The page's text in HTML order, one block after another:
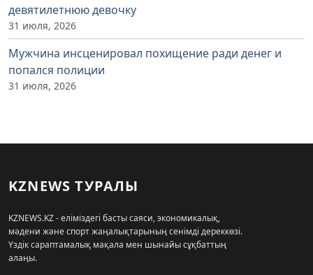
девятилетнюю девочку
31 июля, 2026
Мужчина инсценировал похищение ради денег и
попался полиции
31 июля, 2026
KZNEWS ТУРАЛЫ
KZNEWS.KZ - еліміздегі басты саяси, экономикалық,
мәдени және спорт жаңалықтарының сенімді дереккөзі.
Үздік сараптамалық мақала мен шынайы сұқбаттың
алаңы.